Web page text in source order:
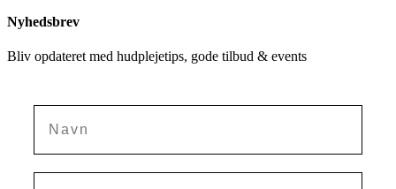
Nyhedsbrev
Bliv opdateret med hudplejetips, gode tilbud & events